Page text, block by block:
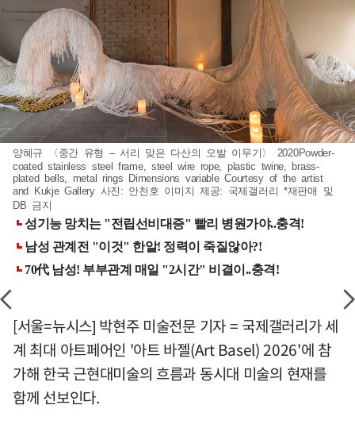
양혜규 〈중간 유형 – 서리 맞은 다산의 오발 이무기〉 2020Powder-
coated stainless steel frame, steel wire rope, plastic twine, brass-
plated bells, metal rings Dimensions variable Courtesy of the artist
and Kukje Gallery 사진: 안천호 이미지 제공: 국제갤러리 *재판매 및
DB 금지
[서울=뉴시스] 박현주 미술전문 기자 = 국제갤러리가 세
계 최대 아트페어인 '아트 바젤(Art Basel) 2026'에 참
가해 한국 근현대미술의 흐름과 동시대 미술의 현재를
함께 선보인다.